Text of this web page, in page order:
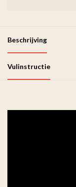
Beschrijving
Vulinstructie